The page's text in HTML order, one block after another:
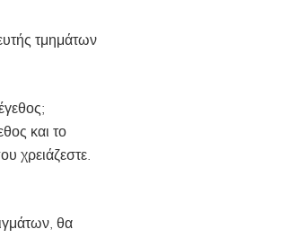
τμημάτων
και το
χρειάζεστε.
θα